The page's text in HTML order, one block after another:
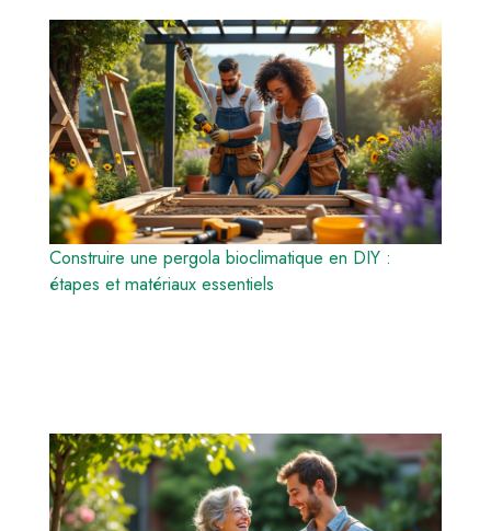
Construire une pergola bioclimatique en DIY :
étapes et matériaux essentiels